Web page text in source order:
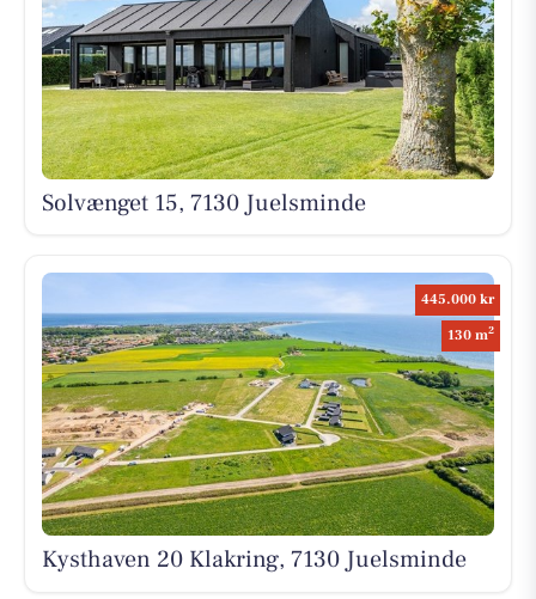
Solvænget 15, 7130 Juelsminde
445.000 kr
130 m2
Kysthaven 20 Klakring, 7130 Juelsminde